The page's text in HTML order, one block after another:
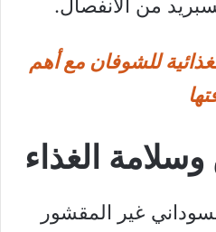
من الانفصال.
للشوفان مع أهم
الغذاء
غير المقشور